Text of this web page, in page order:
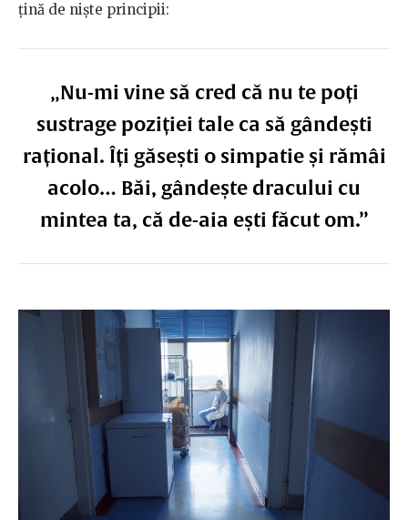
țină de niște principii:
„Nu-mi vine să cred că nu te poți
sustrage poziției tale ca să gândești
rațional. Îți găsești o simpatie și rămâi
acolo… Băi, gândește dracului cu
mintea ta, că de-aia ești făcut om.”